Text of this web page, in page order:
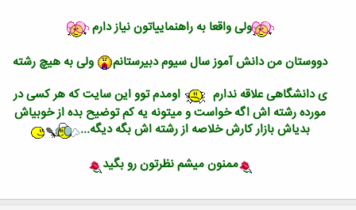
ولی واقعا به راهنماییاتون نیاز دارم
دووستان من دانش آموز سال سیوم دبیرستانم
ولی به هیچ رشته
ی دانشگاهی علاقه ندارم
اومدم توو این سایت که هر کسی در
مورده رشته اش اگه خواست و میتونه یه کم توضیح بده از خوبیاش
بدیاش بازار کارش خلاصه از رشته اش بگه دیگه...
ممنون میشم نظرتون رو بگید